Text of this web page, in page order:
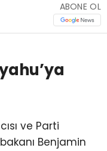
ABONE OL
ve Parti
Benjamin